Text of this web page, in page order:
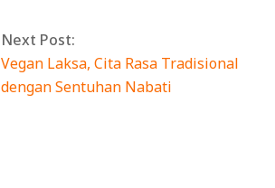
Next Post:
Vegan Laksa, Cita Rasa Tradisional
dengan Sentuhan Nabati